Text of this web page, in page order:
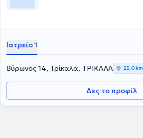
Ιατρείο 1
Βύρωνος 14, Τρίκαλα, ΤΡΙΚΑΛΑ 25,0 km
Δες το προφίλ